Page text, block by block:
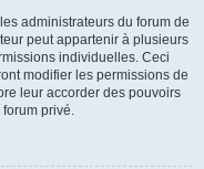
administrateurs du forum de
peut appartenir à plusieurs
individuelles. Ceci
modifier les permissions de
leur accorder des pouvoirs
privé.